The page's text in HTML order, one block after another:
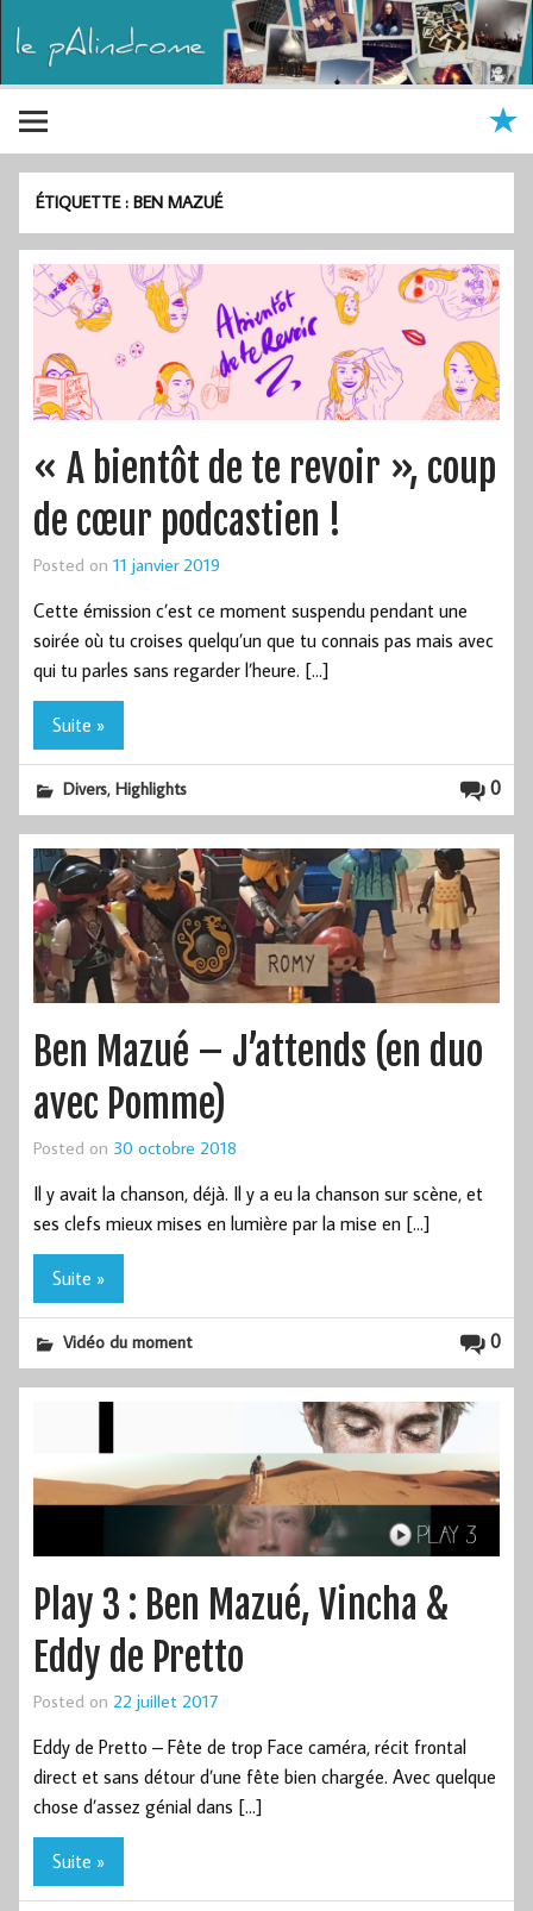
ÉTIQUETTE :BEN MAZUÉ
« A bientôt de te revoir », coup
de cœur podcastien !
Posted on 11 janvier 2019
Cette émission c’est ce moment suspendu pendant une
soirée où tu croises quelqu’un que tu connais pas mais avec
qui tu parles sans regarder l’heure. […]
Suite »
0
Divers,Highlights
Ben Mazué – J’attends (en duo
avec Pomme)
Posted on 30 octobre 2018
Il y avait la chanson, déjà. Il y a eu la chanson sur scène, et
ses clefs mieux mises en lumière par la mise en […]
Suite »
0
Vidéo du moment
Play 3 : Ben Mazué, Vincha &
Eddy de Pretto
Posted on 22 juillet 2017
Eddy de Pretto – Fête de trop Face caméra, récit frontal
direct et sans détour d’une fête bien chargée. Avec quelque
chose d’assez génial dans […]
Suite »